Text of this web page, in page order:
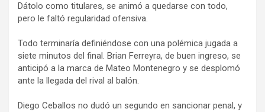
Dátolo como titulares, se animó a quedarse con todo,
pero le faltó regularidad ofensiva.
Todo terminaría definiéndose con una polémica jugada a
siete minutos del final. Brian Ferreyra, de buen ingreso, se
anticipó a la marca de Mateo Montenegro y se desplomó
ante la llegada del rival al balón.
Diego Ceballos no dudó un segundo en sancionar penal, y